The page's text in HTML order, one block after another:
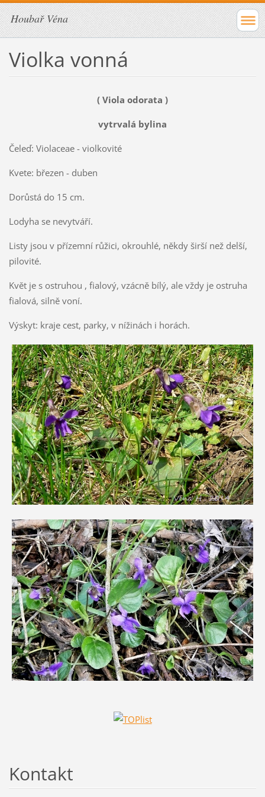
Houbař Véna
Violka vonná
( Viola odorata )
vytrvalá bylina
Čeleď: Violaceae - violkovité
Kvete: březen - duben
Dorůstá do 15 cm.
Lodyha se nevytváří.
Listy jsou v přízemní růžici, okrouhlé, někdy širší než delší,
pilovité.
Květ je s ostruhou , fialový, vzácně bílý, ale vždy je ostruha
fialová, silně voní.
Výskyt: kraje cest, parky, v nížinách i horách.
Kontakt